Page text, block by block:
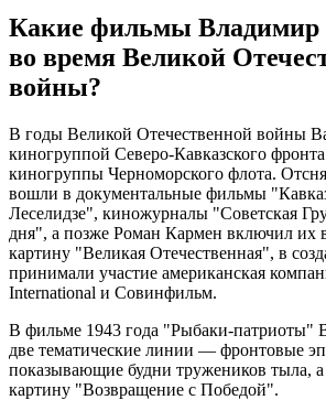
Какие фильмы Владимир
во время Великой
войны?
В годы Великой Отечественной войны
киногруппой Северо-Кавказского
киногруппы Черноморского флота.
вошли в документальные фильмы
Леселидзе", киножурналы "Советская
дня", а позже Роман Кармен включил их
картину "Великая Отечественная", в
принимали участие американская
International и Совинфильм.
В фильме 1943 года "Рыбаки-патриоты"
две тематические линии — фронтовые
показывающие будни тружеников тыла,
картину "Возвращение с Победой".